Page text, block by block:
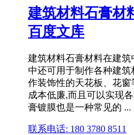
建筑材料石膏材
百度文库
建筑材料石膏材料在建
中还可用于制作各种建筑
作装饰性的天花板、花窗
成本低廉,而且可以实现
膏镀膜也是一种常见的 ...
联系电话: 180 3780 8511